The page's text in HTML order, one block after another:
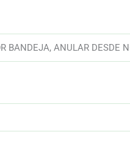
BANDEJA, ANULAR DESDE